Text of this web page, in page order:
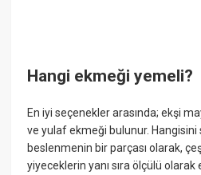
Hangi ekmeği yemeli?
En iyi seçenekler arasında; ekşi
ve yulaf ekmeği bulunur.
beslenmenin bir parçası olarak,
yiyeceklerin yanı sıra ölçülü